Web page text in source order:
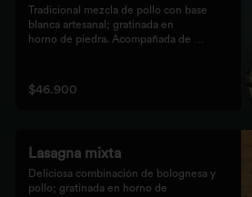
Tradicional mezcla de pollo con base
blanca artesanal; gratinada en
horno de piedra. Acompañada de
$46.900
Lasagna mixta
Deliciosa combinación de bolognesa y
pollo; gratinada en horno de